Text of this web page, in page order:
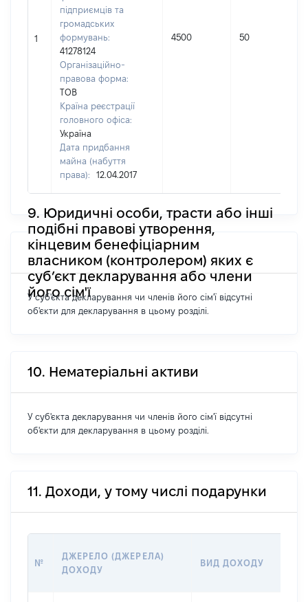
1
підприємців та
громадських
формувань:
41278124
Організаційно-
правова форма:
ТОВ
Країна реєстрації
головного офіса:
Україна
Дата придбання
майна (набуття
права):
12.04.2017
4500 50
9. Юридичні особи, трасти або інші
подібні правові утворення,
кінцевим бенефіціарним
власником (контролером) яких є
суб’єкт декларування або члени
його сім'ї
У суб'єкта декларування чи членів його сім'ї відсутні
об'єкти для декларування в цьому розділі.
10. Нематеріальні активи
У суб'єкта декларування чи членів його сім'ї відсутні
об'єкти для декларування в цьому розділі.
11. Доходи, у тому числі подарунки
№
ДЖЕРЕЛО (ДЖЕРЕЛА)
ДОХОДУ
ВИД ДОХОДУ